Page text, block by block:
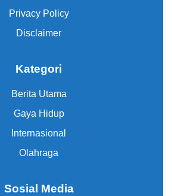
Privacy Policy
Disclaimer
Kategori
Berita Utama
Gaya Hidup
Internasional
Olahraga
Sosial Media